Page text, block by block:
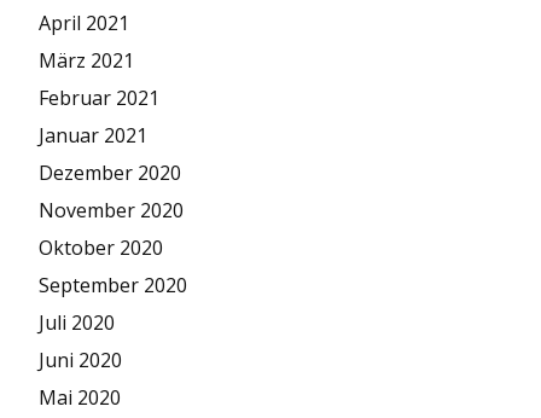
April 2021
März 2021
Februar 2021
Januar 2021
Dezember 2020
November 2020
Oktober 2020
September 2020
Juli 2020
Juni 2020
Mai 2020